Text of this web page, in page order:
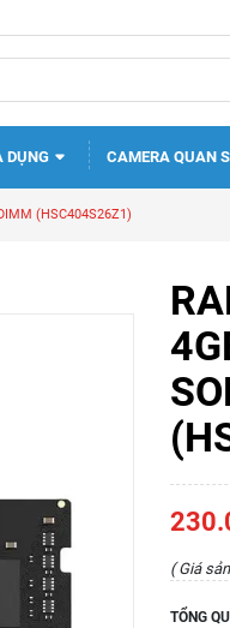
DỤNG CAMERA QUAN
(HSC404S26Z1)
( Giá
TỔNG